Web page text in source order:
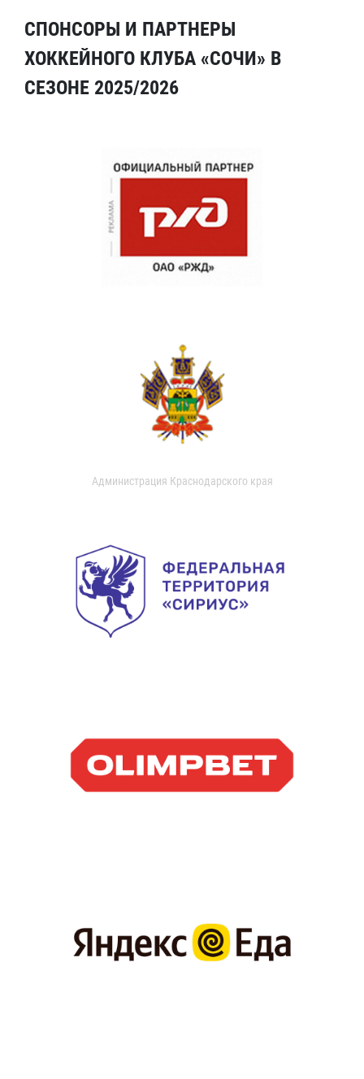
СПОНСОРЫ И ПАРТНЕРЫ
ХОККЕЙНОГО КЛУБА «СОЧИ» В
СЕЗОНЕ 2025/2026
Администрация Краснодарского края